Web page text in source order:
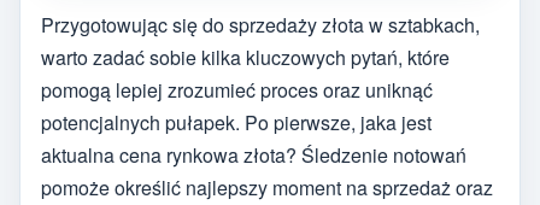
Przygotowując się do sprzedaży złota w sztabkach,
warto zadać sobie kilka kluczowych pytań, które
pomogą lepiej zrozumieć proces oraz uniknąć
potencjalnych pułapek. Po pierwsze, jaka jest
aktualna cena rynkowa złota? Śledzenie notowań
pomoże określić najlepszy moment na sprzedaż oraz